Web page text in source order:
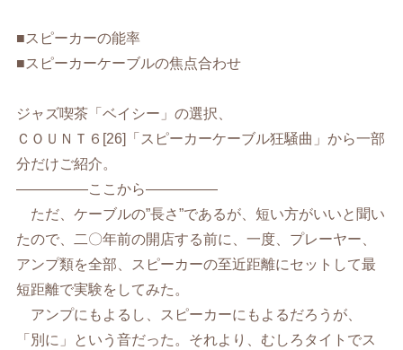
■スピーカーの能率
■スピーカーケーブルの焦点合わせ
ジャズ喫茶「ベイシー」の選択、
ＣＯＵＮＴ６[26]「スピーカーケーブル狂騒曲」から一部
分だけご紹介。
—————ここから—————
ただ、ケーブルの”長さ”であるが、短い方がいいと聞い
たので、二〇年前の開店する前に、一度、プレーヤー、
アンプ類を全部、スピーカーの至近距離にセットして最
短距離で実験をしてみた。
アンプにもよるし、スピーカーにもよるだろうが、
「別に」という音だった。それより、むしろタイトでス